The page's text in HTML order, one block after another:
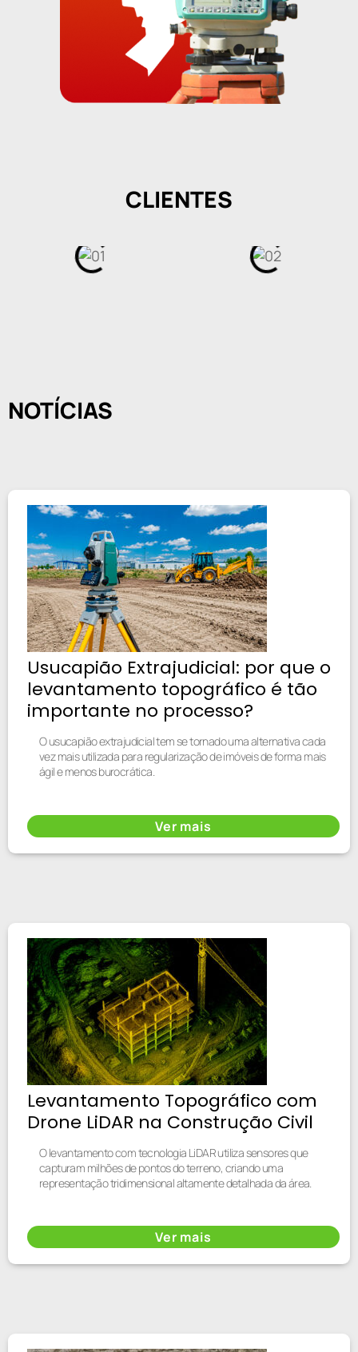
CLIENTES
NOTÍCIAS
Usucapião Extrajudicial: por que o
levantamento topográfico é tão
importante no processo?
O usucapião extrajudicial tem se tornado uma alternativa cada
vez mais utilizada para regularização de imóveis de forma mais
ágil e menos burocrática.
Ver mais
Levantamento Topográfico com
Drone LiDAR na Construção Civil
O levantamento com tecnologia LiDAR utiliza sensores que
capturam milhões de pontos do terreno, criando uma
representação tridimensional altamente detalhada da área.
Ver mais